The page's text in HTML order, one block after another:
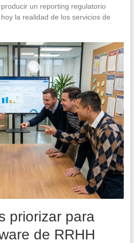
un reporting regulatorio
la realidad de los servicios de
priorizar para
de RRHH